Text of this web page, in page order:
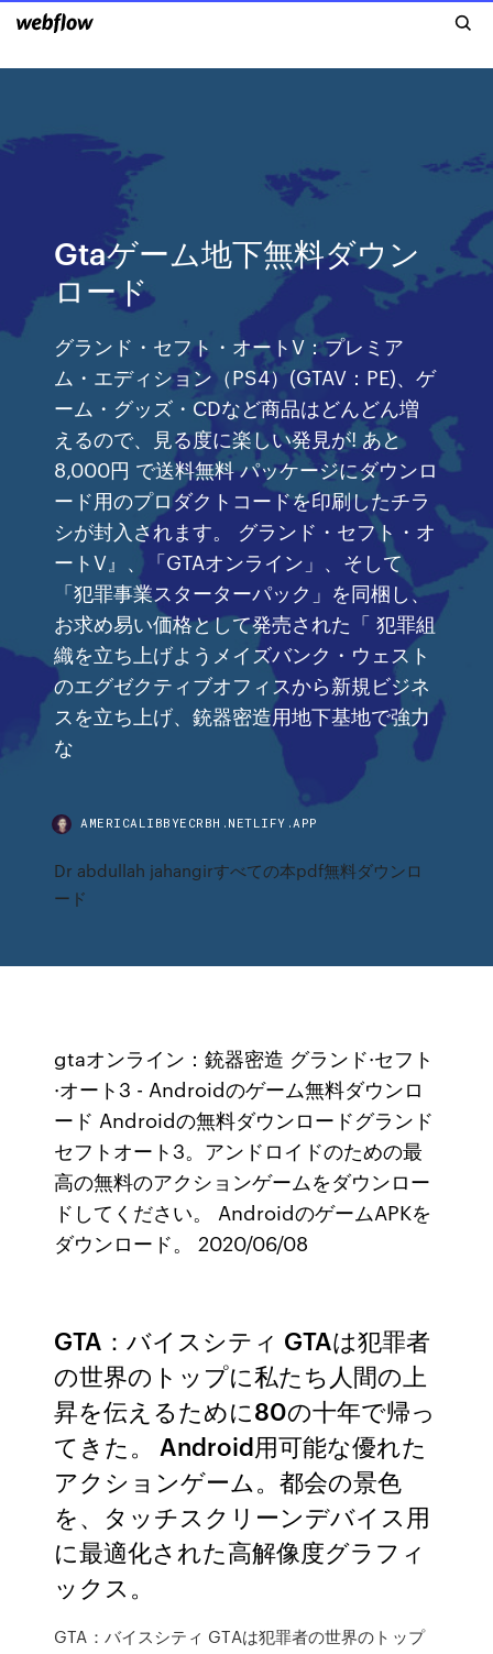
Gtaゲーム地下無料ダウン
ロード
グランド・セフト・オートV：プレミア
ム・エディション（PS4）(GTAV：PE)、ゲ
ーム・グッズ・CDなど商品はどんどん増
えるので、見る度に楽しい発見が! あと
8,000円 で送料無料 パッケージにダウンロ
ード用のプロダクトコードを印刷したチラ
シが封入されます。 グランド・セフト・オ
ートV』、「GTAオンライン」、そして
「犯罪事業スターターパック」を同梱し、
お求め易い価格として発売された「 犯罪組
織を立ち上げようメイズバンク・ウェスト
のエグゼクティブオフィスから新規ビジネ
スを立ち上げ、銃器密造用地下基地で強力
な
AMERICALIBBYECRBH.NETLIFY.APP
Dr abdullah jahangirすべての本pdf無料ダウンロ
ード
gtaオンライン：銃器密造 グランド·セフト
·オート3 - Androidのゲーム無料ダウンロ
ード Androidの無料ダウンロードグランド
セフトオート3。アンドロイドのための最
高の無料のアクションゲームをダウンロー
ドしてください。 AndroidのゲームAPKを
ダウンロード。 2020/06/08
GTA：バイスシティ GTAは犯罪者
の世界のトップに私たち人間の上
昇を伝えるために80の十年で帰っ
てきた。 Android用可能な優れた
アクションゲーム。都会の景色
を、タッチスクリーンデバイス用
に最適化された高解像度グラフィ
ックス。
GTA：バイスシティ GTAは犯罪者の世界のトップ